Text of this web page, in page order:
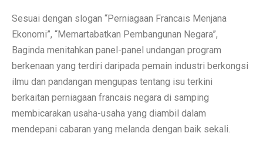
Sesuai dengan slogan “Perniagaan Francais Menjana
Ekonomi”, “Memartabatkan Pembangunan Negara”,
Baginda menitahkan panel-panel undangan program
berkenaan yang terdiri daripada pemain industri berkongsi
ilmu dan pandangan mengupas tentang isu terkini
berkaitan perniagaan francais negara di samping
membicarakan usaha-usaha yang diambil dalam
mendepani cabaran yang melanda dengan baik sekali.